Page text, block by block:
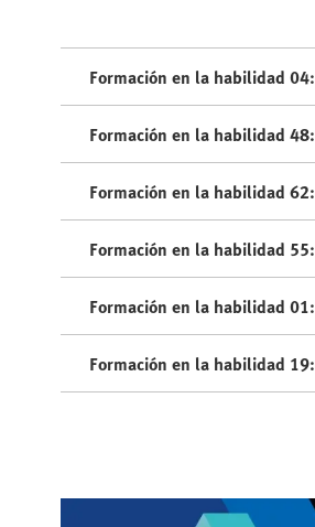
Formación en la habilidad
Formación en la habilidad
Formación en la habilidad
Formación en la habilidad
Formación en la habilidad
Formación en la habilidad